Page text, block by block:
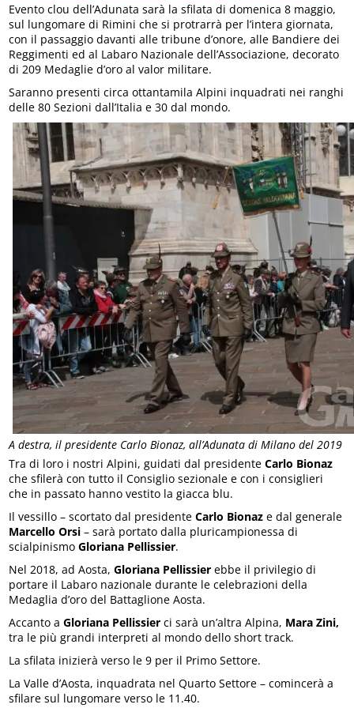
Evento clou dell’Adunata sarà la sfilata di domenica 8 maggio,
sul lungomare di Rimini che si protrarrà per l’intera giornata,
con il passaggio davanti alle tribune d’onore, alle Bandiere dei
Reggimenti ed al Labaro Nazionale dell’Associazione, decorato
di 209 Medaglie d’oro al valor militare.
Saranno presenti circa ottantamila Alpini inquadrati nei ranghi
delle 80 Sezioni dall’Italia e 30 dal mondo.
A destra, il presidente Carlo Bionaz, all’Adunata di Milano del 2019
Tra di loro i nostri Alpini, guidati dal presidente Carlo Bionaz
che sfilerà con tutto il Consiglio sezionale e con i consiglieri
che in passato hanno vestito la giacca blu.
Il vessillo – scortato dal presidenteCarlo Bionaz e dal generale
Marcello Orsi – sarà portato dalla pluricampionessa di
scialpinismoGloriana Pellissier.
Nel 2018, ad Aosta,Gloriana Pellissier ebbe il privilegio di
portare il Labaro nazionale durante le celebrazioni della
Medaglia d’oro del Battaglione Aosta.
Accanto aGloriana Pellissier ci sarà un’altra Alpina, Mara Zini,
tra le più grandi interpreti al mondo dello short track.
La sfilata inizierà verso le 9 per il Primo Settore.
La Valle d’Aosta, inquadrata nel Quarto Settore – comincerà a
sfilare sul lungomare verso le 11.40.